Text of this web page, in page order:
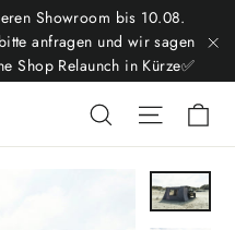
Showroom bis 10.08.
anfragen und wir sagen
Relaunch in Kürze✅
Rechercher